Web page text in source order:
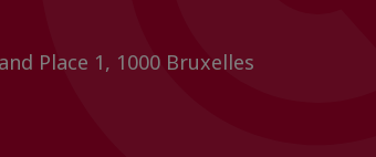
Place 1, 1000 Bruxelles